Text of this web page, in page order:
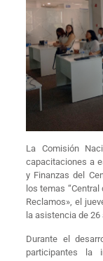
La Comisión
capacitaciones a
y Finanzas del
los temas
Reclamos», el
la asistencia de 26
Durante el
participantes la